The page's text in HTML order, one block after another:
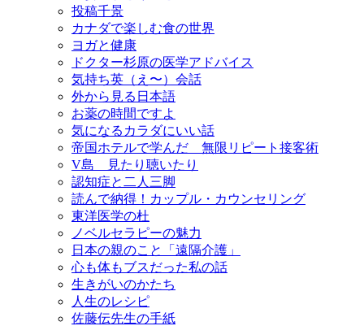
投稿千景
カナダで楽しむ食の世界
ヨガと健康
ドクター杉原の医学アドバイス
気持ち英（え〜）会話
外から見る日本語
お薬の時間ですよ
気になるカラダにいい話
帝国ホテルで学んだ 無限リピート接客術
V島 見たり聴いたり
認知症と二人三脚
読んで納得！カップル・カウンセリング
東洋医学の杜
ノベルセラピーの魅力
日本の親のこと「遠隔介護」
心も体もブスだった私の話
生きがいのかたち
人生のレシピ
佐藤伝先生の手紙